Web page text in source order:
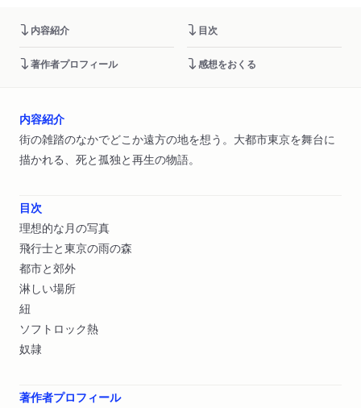
内容紹介 目次
著作者プロフィール 感想をおくる
内容紹介
街の雑踏のなかでどこか遠方の地を想う。大都市東京を舞台に
描かれる、死と孤独と再生の物語。
目次
理想的な月の写真
飛行士と東京の雨の森
都市と郊外
淋しい場所
紐
ソフトロック熱
奴隷
著作者プロフィール